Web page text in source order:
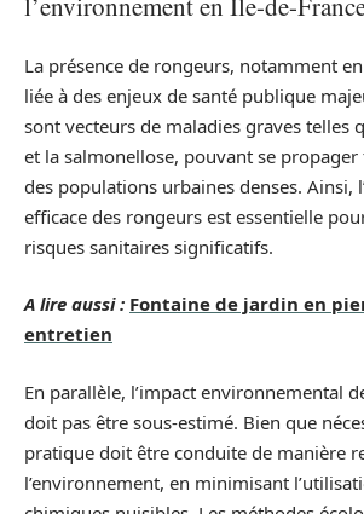
La présence de rongeurs, notamment
liée à des enjeux de santé publique
sont vecteurs de maladies graves telles
et la salmonellose, pouvant se
des populations urbaines denses. Ainsi,
efficace des rongeurs est essentielle
risques sanitaires significatifs.
A lire aussi : Fontaine de jardin en
entretien
En parallèle, l’impact environnemental
doit pas être sous-estimé. Bien que
pratique doit être conduite de manière
l’environnement, en minimisant